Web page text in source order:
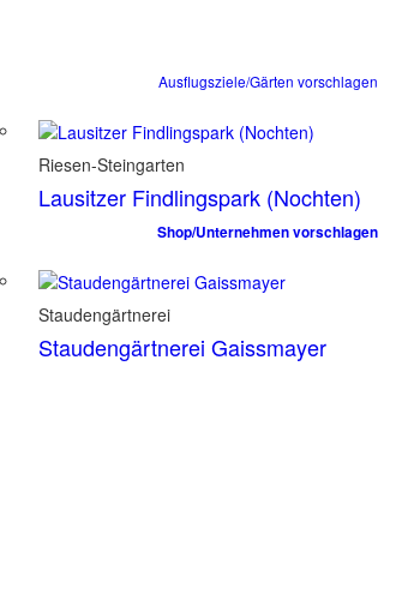
Ausflugsziele/Gärten vorschlagen
Riesen-Steingarten
Lausitzer Findlingspark (Nochten)
Shop/Unternehmen vorschlagen
Staudengärtnerei
Staudengärtnerei Gaissmayer